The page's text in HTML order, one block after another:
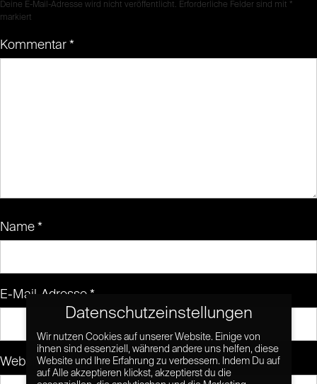
Deine E-Mail-Adresse wird nicht veröffentlicht. Erforderliche Felder sind mit *
markiert
Kommentar *
Name *
E-Mail-Adresse *
Website
Datenschutzeinstellungen
Wir nutzen Cookies auf unserer Website. Einige von
ihnen sind essenziell, während andere uns helfen, diese
Website und Ihre Erfahrung zu verbessern. Indem Du auf
auf Alle akzeptieren klickst, akzeptierst du die